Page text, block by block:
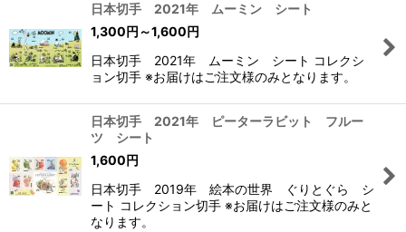
日本切手 2021年 ムーミン シート
1,300円 ～1,600円
日本切手 2021年 ムーミン シート コレクシ
ョン切手 ※お届けはご注文様のみとなります。
日本切手 2021年 ピーターラビット フルー
ツ シート
1,600円
日本切手 2019年 絵本の世界 ぐりとぐら シ
ート コレクション切手 ※お届けはご注文様のみと
なります。